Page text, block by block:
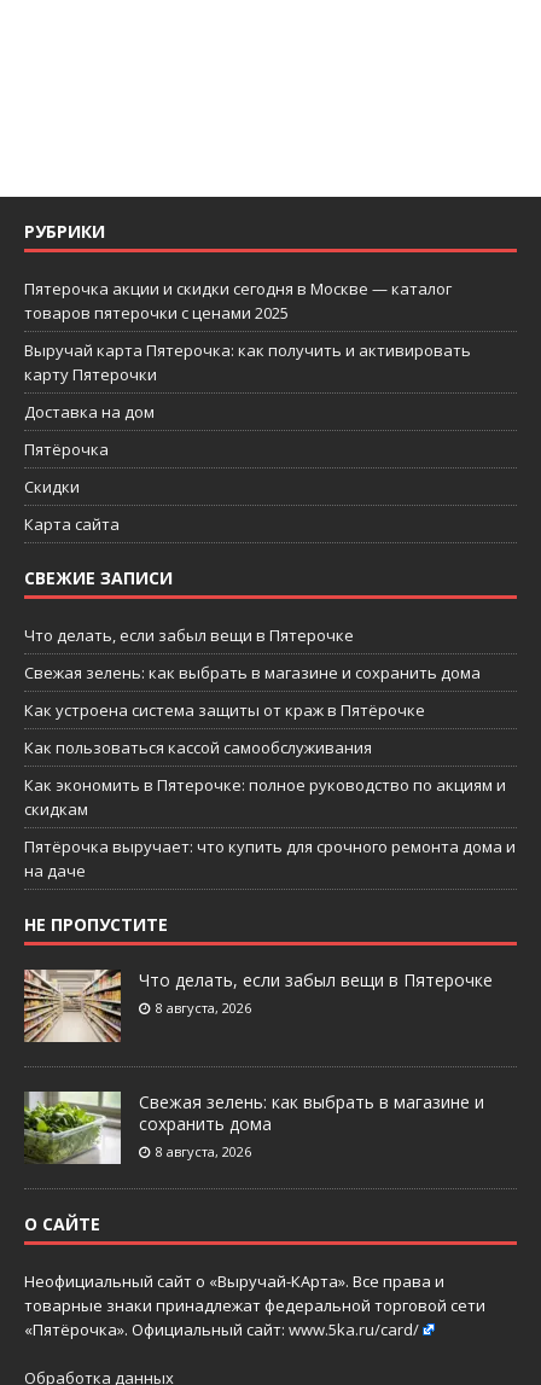
РУБРИКИ
Пятерочка акции и скидки сегодня в Москве — каталог
товаров пятерочки с ценами 2025
Выручай карта Пятерочка: как получить и активировать
карту Пятерочки
Доставка на дом
Пятёрочка
Скидки
Карта сайта
СВЕЖИЕ ЗАПИСИ
Что делать, если забыл вещи в Пятерочке
Свежая зелень: как выбрать в магазине и сохранить дома
Как устроена система защиты от краж в Пятёрочке
Как пользоваться кассой самообслуживания
Как экономить в Пятерочке: полное руководство по акциям и
скидкам
Пятёрочка выручает: что купить для срочного ремонта дома и
на даче
НЕ ПРОПУСТИТЕ
Что делать, если забыл вещи в Пятерочке
8 августа, 2026
Свежая зелень: как выбрать в магазине и
сохранить дома
8 августа, 2026
О САЙТЕ
Неофициальный сайт о «Выручай-КАрта». Все права и
товарные знаки принадлежат федеральной торговой сети
«Пятёрочка». Официальный сайт: www.5ka.ru/card/
Обработка данных